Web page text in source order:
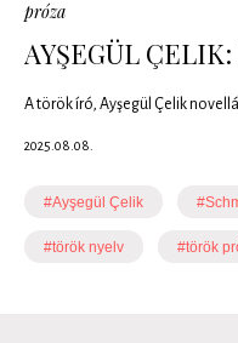
próza
AYŞEGÜL
A török író, Ayşegül Çelik
2025.08.08.
#Ayşegül Çelik
#török nyelv #török